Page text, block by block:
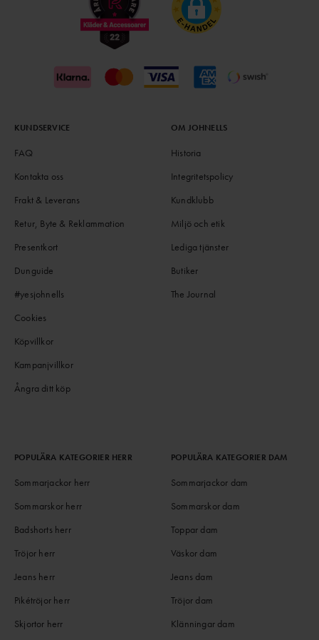
KUNDSERVICE
FAQ
Kontakta oss
Frakt & Leverans
Retur, Byte & Reklammation
Presentkort
Dunguide
#yesjohnells
Cookies
Köpvillkor
Kampanjvillkor
Ångra ditt köp
OM JOHNELLS
Historia
Integritetspolicy
Kundklubb
Miljö och etik
Lediga tjänster
Butiker
The Journal
POPULÄRA KATEGORIER HERR
Sommarjackor herr
Sommarskor herr
Badshorts herr
Tröjor herr
Jeans herr
Pikétröjor herr
Skjortor herr
POPULÄRA KATEGORIER DAM
Sommarjackor dam
Sommarskor dam
Toppar dam
Väskor dam
Jeans dam
Tröjor dam
Klänningar dam